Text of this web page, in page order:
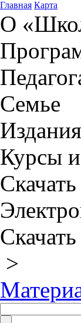
Главная Карта
О
Семье
Издания
Курсы
Скачать
Скачать
>